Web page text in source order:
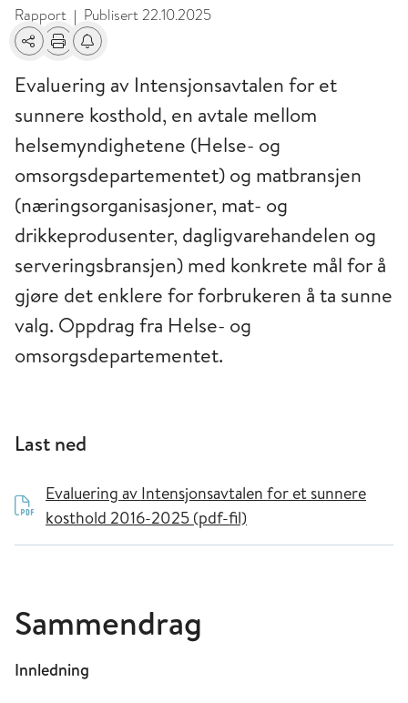
Rapport | Publisert22.10.2025
Del Skriv utFå varsel om endringer
Evaluering av Intensjonsavtalen for et
sunnere kosthold, en avtale mellom
helsemyndighetene (Helse- og
omsorgsdepartementet) og matbransjen
(næringsorganisasjoner, mat- og
drikkeprodusenter, dagligvarehandelen og
serveringsbransjen) med konkrete mål for å
gjøre det enklere for forbrukeren å ta sunne
valg. Oppdrag fra Helse- og
omsorgsdepartementet.
Last ned
Evaluering av Intensjonsavtalen for et sunnere
kosthold 2016-2025 (pdf-fil)
Sammendrag
Innledning